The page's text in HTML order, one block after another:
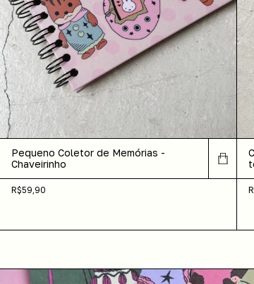
Pequeno Coletor de Memórias -
Chaveirinho
R$59,90